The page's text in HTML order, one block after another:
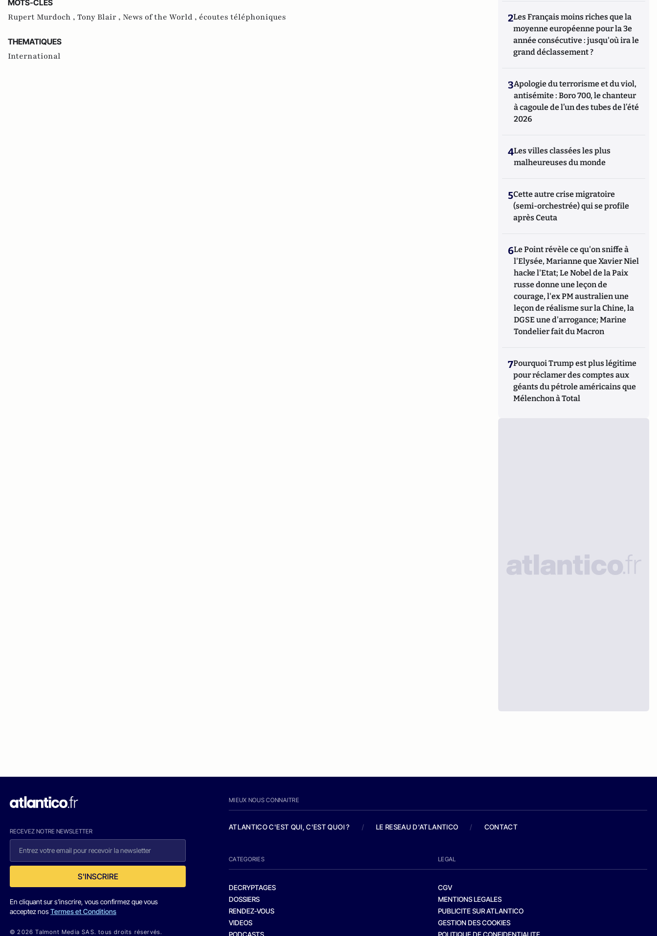
MOTS-CLES
Rupert Murdoch , Tony Blair , News of the World , écoutes téléphoniques
THEMATIQUES
International
2Les Français moins riches que la
moyenne européenne pour la 3e
année consécutive : jusqu'où ira le
grand déclassement ?
3Apologie du terrorisme et du viol,
antisémite : Boro 700, le chanteur
à cagoule de l’un des tubes de l’été
2026
4Les villes classées les plus
malheureuses du monde
5Cette autre crise migratoire
(semi-orchestrée) qui se profile
après Ceuta
6Le Point révèle ce qu'on sniffe à
l'Elysée, Marianne que Xavier Niel
hacke l'Etat; Le Nobel de la Paix
russe donne une leçon de
courage, l'ex PM australien une
leçon de réalisme sur la Chine, la
DGSE une d'arrogance; Marine
Tondelier fait du Macron
7Pourquoi Trump est plus légitime
pour réclamer des comptes aux
géants du pétrole américains que
Mélenchon à Total
RECEVEZ NOTRE NEWSLETTER
S'INSCRIRE
En cliquant sur s'inscrire, vous confirmez que vous
acceptez nosTermes et Conditions
© 2026 Talmont Media SAS. tous droits réservés.
MIEUX NOUS CONNAITRE
ATLANTICO C'EST QUI, C'EST QUOI ? / LE RESEAU D'ATLANTICO / CONTACT
CATEGORIES
DECRYPTAGES
DOSSIERS
RENDEZ-VOUS
VIDEOS
PODCASTS
LEGAL
CGV
MENTIONS LEGALES
PUBLICITE SUR ATLANTICO
GESTION DES COOKIES
POLITIQUE DE CONFIDENTIALITE